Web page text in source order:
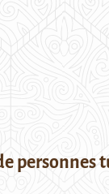
personnes